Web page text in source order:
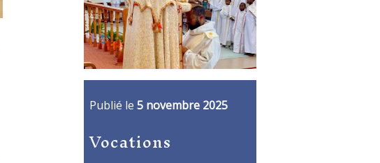
Publié le 5 novembre 2025
Vocations